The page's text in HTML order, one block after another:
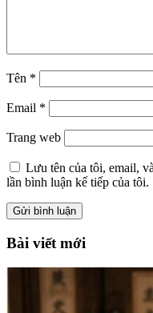
Tên *
Email *
Trang web
Lưu tên của tôi, email,
lần bình luận kế tiếp của tôi.
Bài viết mới